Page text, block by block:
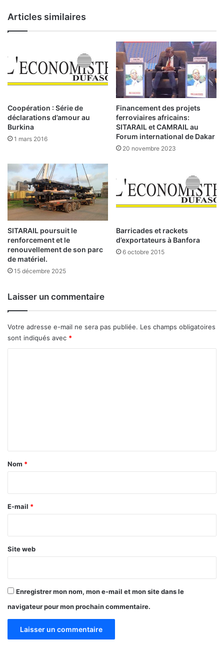
n
s
c
o
s
t
i
t
n
n
e
l
v
e
n
a
i
à
n
v
a
d
i
d
t
u
r
d
e
R
c
h
»
Articles similaires
Coopération : Série de
déclarations d’amour au
Burkina
1 mars 2016
Financement des projets
ferroviaires africains:
SITARAIL et CAMRAIL au
Forum international de Dakar
20 novembre 2023
SITARAIL poursuit le
renforcement et le
renouvellement de son parc
de matériel.
15 décembre 2025
Barricades et rackets
d’exportateurs à Banfora
6 octobre 2015
Laisser un commentaire
Votre adresse e-mail ne sera pas publiée. Les champs obligatoires
sont indiqués avec *
a
e
Nom *
E-mail *
Site web
Enregistrer mon nom, mon e-mail et mon site dans le
navigateur pour mon prochain commentaire.